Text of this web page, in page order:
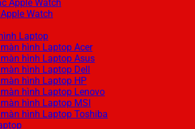
Apple Watch
Watch
Laptop
hình Laptop Acer
hình Laptop Asus
hình Laptop Dell
hình Laptop HP
hình Laptop Lenovo
hình Laptop MSI
hình Laptop Toshiba